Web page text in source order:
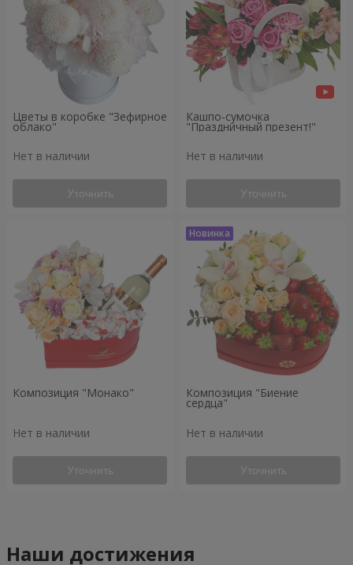
Цветы в коробке "Зефирное
облако"
Нет в наличии
Уточнить
Кашпо-сумочка
"Праздничный презент!"
Нет в наличии
Уточнить
Композиция "Монако"
Нет в наличии
Уточнить
Композиция "Биение
сердца"
Нет в наличии
Уточнить
Наши достижения